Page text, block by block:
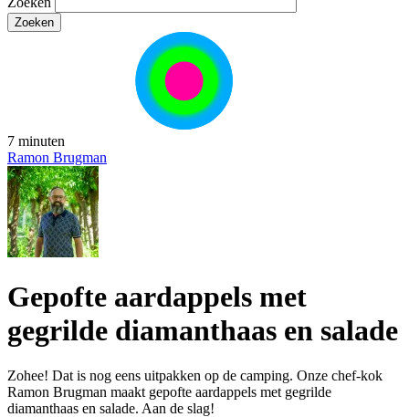
7 minuten
Ramon Brugman
Gepofte aardappels met
gegrilde diamanthaas en salade
Zohee! Dat is nog eens uitpakken op de camping. Onze chef-kok
Ramon Brugman maakt gepofte aardappels met gegrilde
diamanthaas en salade. Aan de slag!